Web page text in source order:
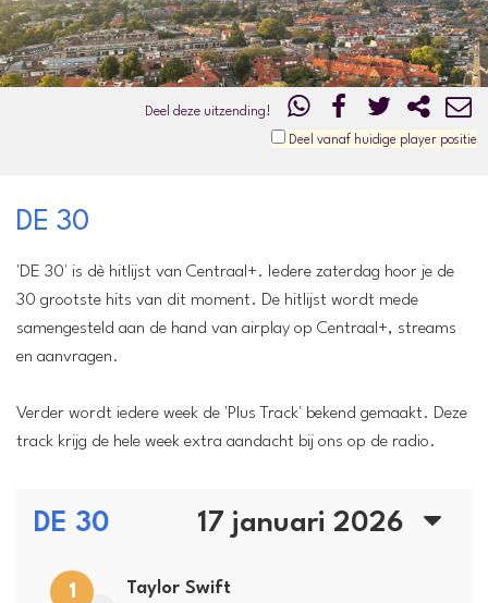
Deel deze uitzending!
Deel vanaf huidige player positie
DE 30
'DE 30' is dè hitlijst van Centraal+. Iedere zaterdag hoor je de
30 grootste hits van dit moment. De hitlijst wordt mede
samengesteld aan de hand van airplay op Centraal+, streams
en aanvragen.
Verder wordt iedere week de 'Plus Track' bekend gemaakt. Deze
track krijg de hele week extra aandacht bij ons op de radio.
DE 30 17 januari 2026
1 Taylor Swift